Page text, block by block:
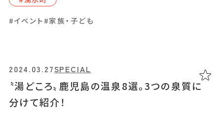
#イベント#家族・子ども
〝湯どころ〟鹿児島の温泉8選。3つの泉質に
分けて紹介！
2024.03.27SPECIAL